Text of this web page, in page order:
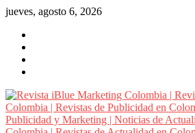
Saltar
contenido
jueves, agosto 6, 2026